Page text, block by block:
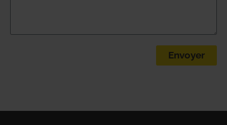
Envoyer